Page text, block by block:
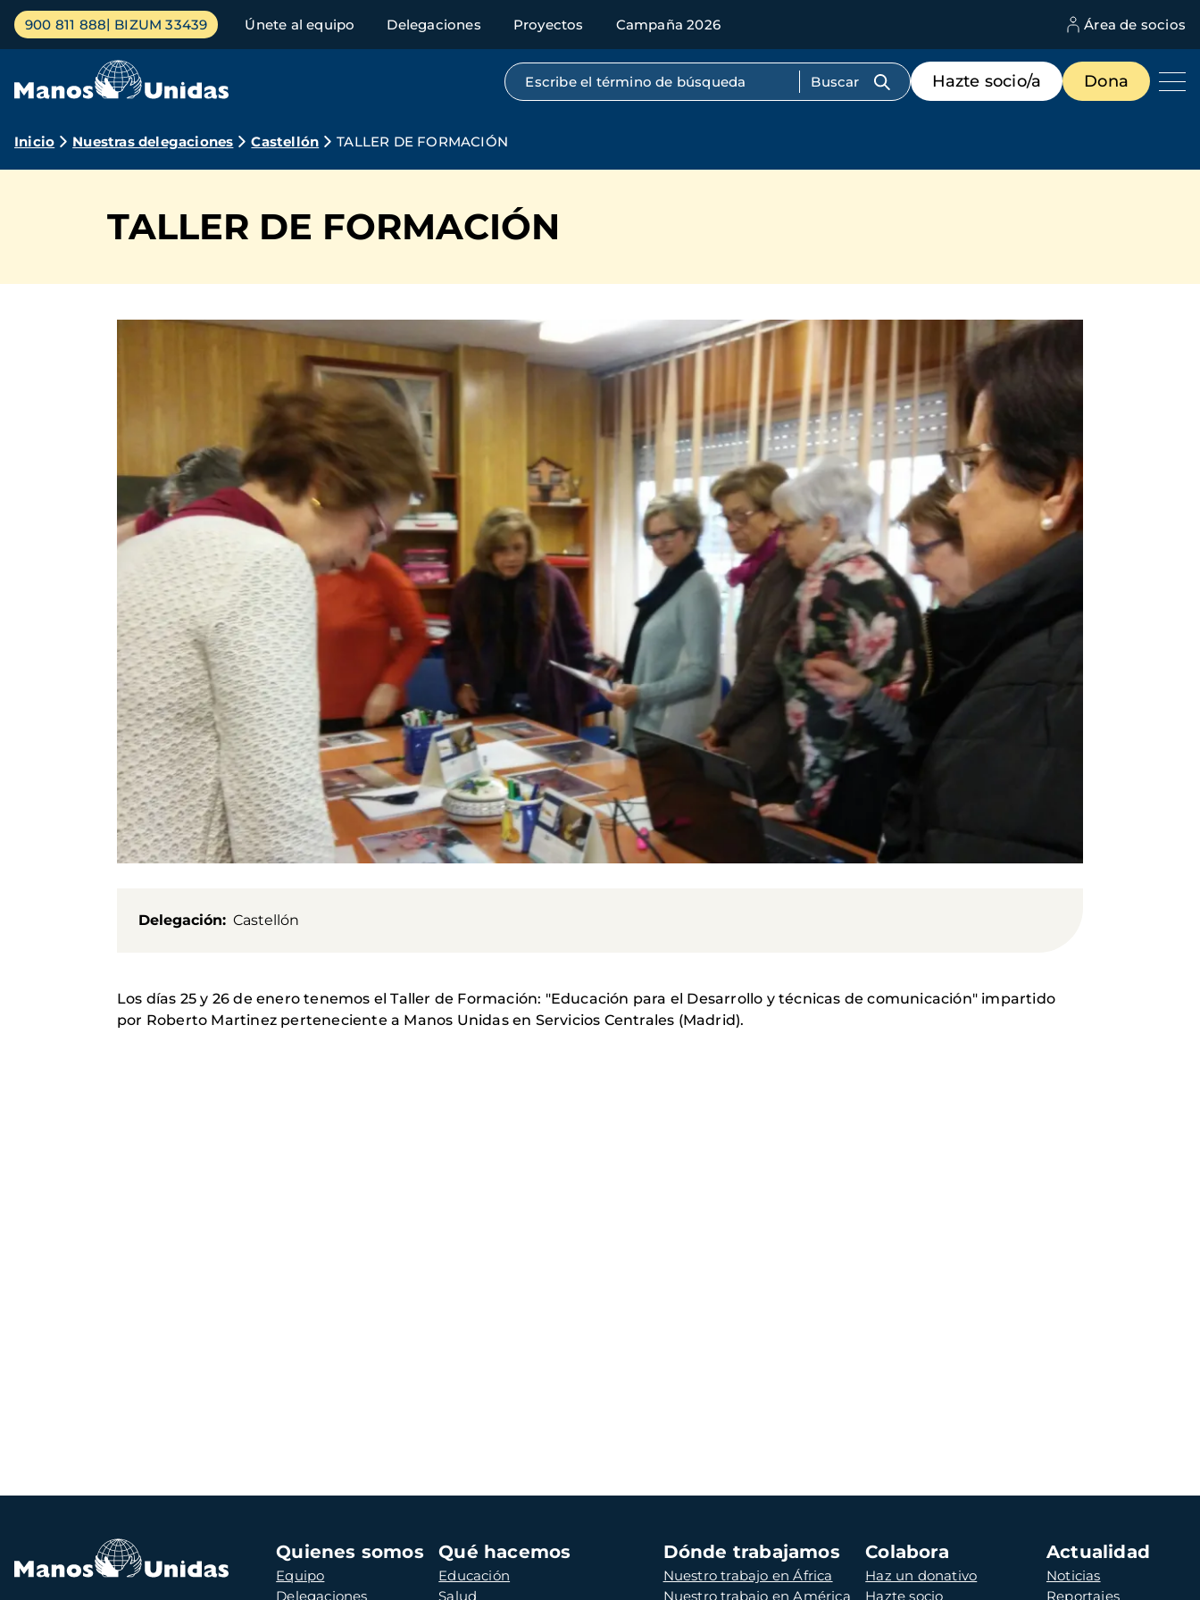
Pasar
contenido
Menú
principal
900 811 888 BIZUM 33439 Únete al equipo Delegaciones Proyectos Campaña 2026 Área de socios
Búsqueda por texto completo
Menú
de
destacados
Hazte socio/a Dona
Ruta
navegación
Inicio Nuestras delegaciones Castellón TALLER DE FORMACIÓN
TALLER DE FORMACIÓN
Delegación Castellón
Los días 25 y 26 de enero tenemos el Taller de Formación: "Educación para el Desarrollo y técnicas de comunicación" impartido
por Roberto Martinez perteneciente a Manos Unidas en Servicios Centrales (Madrid).
Navegación
principal
Quienes somos
Equipo
Delegaciones
Qué hacemos
Educación
Salud
Dónde trabajamos
Nuestro trabajo en África
Nuestro trabajo en América
Colabora
Haz un donativo
Hazte socio
Actualidad
Noticias
Reportajes